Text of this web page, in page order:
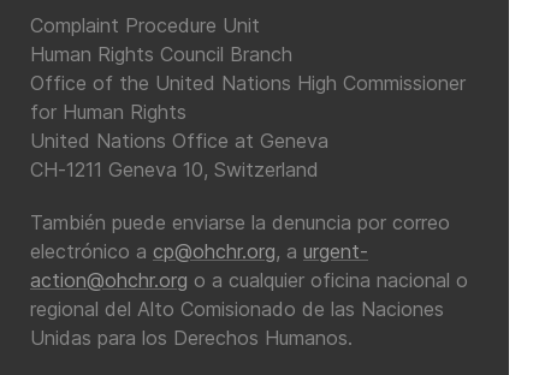
Complaint Procedure Unit
Human Rights Council Branch
Office of the United Nations High Commissioner
for Human Rights
United Nations Office at Geneva
CH-1211 Geneva 10, Switzerland
También puede enviarse la denuncia por correo
electrónico a cp@ohchr.org, a urgent-
action@ohchr.org o a cualquier oficina nacional o
regional del Alto Comisionado de las Naciones
Unidas para los Derechos Humanos.